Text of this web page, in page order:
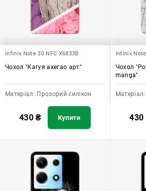
Infinix Note 30 NFC X6833B
Чохол "Кагуя ахегао арт"
Матеріал: Прозорий силікон
430₴ Купити
Infinix
Чохол
manga"
Матеріал:
430